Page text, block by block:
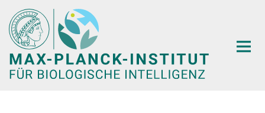
Hauptinhalt